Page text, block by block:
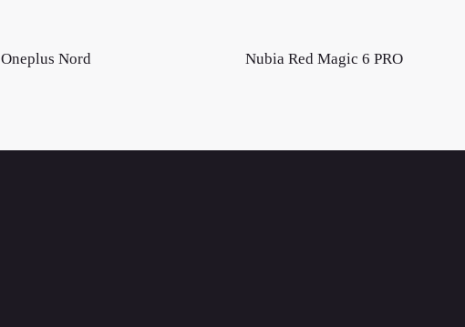
Oneplus Nord Nubia Red Magic 6 PRO